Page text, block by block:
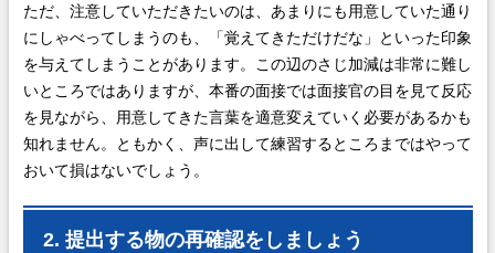
ただ、注意していただきたいのは、あまりにも用意していた通り
にしゃべってしまうのも、「覚えてきただけだな」といった印象
を与えてしまうことがあります。この辺のさじ加減は非常に難し
いところではありますが、本番の面接では面接官の目を見て反応
を見ながら、用意してきた言葉を適意変えていく必要があるかも
知れません。ともかく、声に出して練習するところまではやって
おいて損はないでしょう。
2. 提出する物の再確認をしましょう